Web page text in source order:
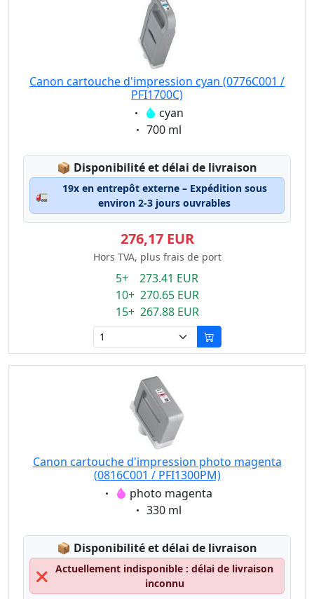
Canon cartouche d'impression cyan (0776C001 /
PFI1700C)
Eigenschaft:
cyan
Eigenschaft:
700 ml
📦 Lagerstatus:
Disponibilité et délai de livraison
🚛
19x en entrepôt externe – Expédition sous
environ 2-3 jours ouvrables
276,17 EUR
Hors TVA, plus frais de port
5+ 273.41 EUR
10+ 270.65 EUR
15+ 267.88 EUR
Canon cartouche d'impression photo magenta
(0816C001 / PFI1300PM)
Eigenschaft:
photo magenta
Eigenschaft:
330 ml
📦 Lagerstatus:
Disponibilité et délai de livraison
❌
Actuellement indisponible : délai de livraison
inconnu